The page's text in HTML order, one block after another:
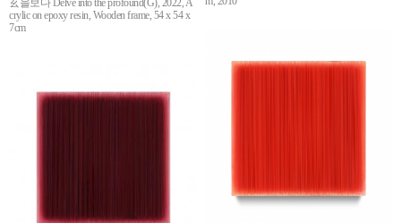
crylic on epoxy resin, Wooden frame, 54 x 54 x
7cm